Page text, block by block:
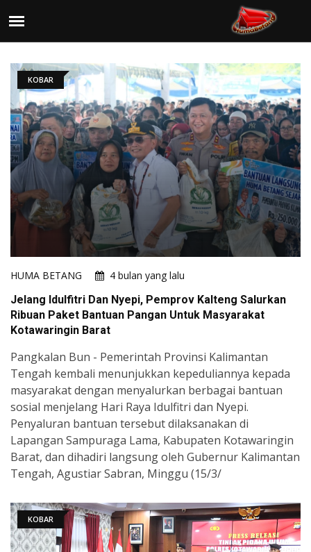
KOBAR
HUMA BETANG
4 bulan yang lalu
Jelang Idulfitri Dan Nyepi, Pemprov Kalteng Salurkan
Ribuan Paket Bantuan Pangan Untuk Masyarakat
Kotawaringin Barat
Pangkalan Bun - Pemerintah Provinsi Kalimantan
Tengah kembali menunjukkan kepeduliannya kepada
masyarakat dengan menyalurkan berbagai bantuan
sosial menjelang Hari Raya Idulfitri dan Nyepi.
Penyaluran bantuan tersebut dilaksanakan di
Lapangan Sampuraga Lama, Kabupaten Kotawaringin
Barat, dan dihadiri langsung oleh Gubernur Kalimantan
Tengah, Agustiar Sabran, Minggu (15/3/
KOBAR